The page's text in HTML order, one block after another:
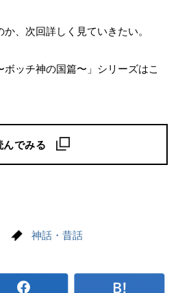
、次回詳しく見ていきたい。
ッチ神の国篇〜」シリーズはこ
んでみる
神話・昔話